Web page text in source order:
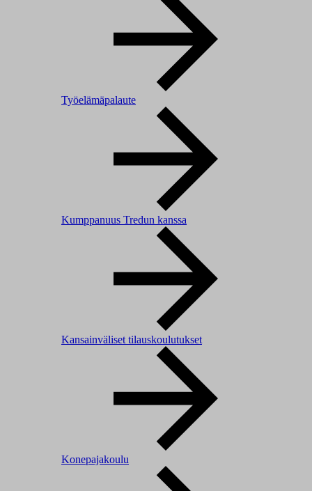
Työelämäpalaute
Kumppanuus Tredun kanssa
Kansainväliset tilauskoulutukset
Konepajakoulu